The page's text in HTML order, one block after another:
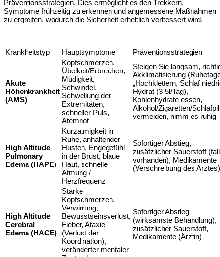
Präventionsstrategien. Dies ermöglicht es den Trekkern,
Symptome frühzeitig zu erkennen und angemessene Maßnahmen
zu ergreifen, wodurch die Sicherheit erheblich verbessert wird.
Krankheitstyp Hauptsymptome Präventionsstrategien
Akute
Höhenkrankheit
(AMS)
Kopfschmerzen,
Übelkeit/Erbrechen,
Müdigkeit,
Schwindel,
Schwellung der
Extremitäten,
schneller Puls,
Atemnot
Steigen Sie langsam,
Akklimatisierung
„Hochklettern, Schlaf
Hydrat (3-5l/Tag),
Kohlenhydrate essen,
Alkohol/Zigaretten/
vermeiden, nimm es ruhig
High Altitude
Pulmonary
Edema (HAPE)
Kurzatmigkeit in
Ruhe, anhaltender
Husten, Engegefühl
in der Brust, blaue
Haut, schnelle
Atmung /
Herzfrequenz
Sofortiger Abstieg,
zusätzlicher Sauerstoff
vorhanden), Medikamente
(Verschreibung des Arztes)
High Altitude
Cerebral
Edema (HACE)
Starke
Kopfschmerzen,
Verwirrung,
Bewusstseinsverlust,
Fieber, Ataxie
(Verlust der
Koordination),
veränderter mentaler
Sofortiger Abstieg
(wirksamste Behandlung),
zusätzlicher Sauerstoff,
Medikamente (Ärztin)